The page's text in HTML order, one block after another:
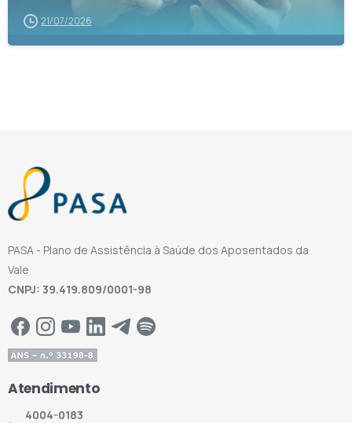
21/07/2026
PASA - Plano de Assistência à Saúde dos Aposentados da
Vale
CNPJ: 39.419.809/0001-98
Atendimento
4004-0183